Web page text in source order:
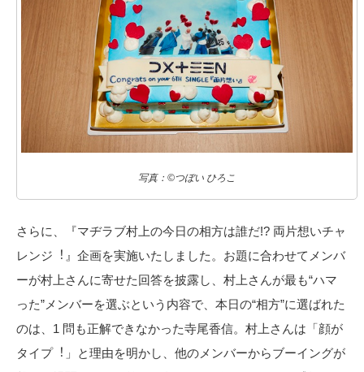
写真：©つぼい ひろこ
さらに、『マヂラブ村上の今⽇の相⽅は誰だ!? 両⽚想いチャ
レンジ︕』企画を実施いたしました。お題に合わせてメンバ
ーが村上さんに寄せた回答を披露し、村上さんが最も“ハマ
った”メンバーを選ぶという内容で、本⽇の“相⽅”に選ばれた
のは、1 問も正解できなかった寺尾⾹信。村上さんは「顔が
タイプ︕」と理由を明かし、他のメンバーからブーイングが